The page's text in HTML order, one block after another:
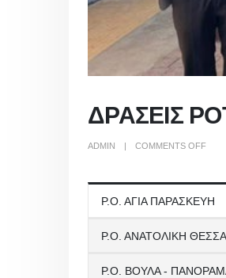
ΔΡΑΣΕΙΣ
ADMIN COMMENTS OFFON
Ρ.Ο. ΑΓΙΑ ΠΑΡΑΣΚΕΥΗ
Ρ.Ο. ΑΝΑΤΟΛΙΚΗ
Ρ.Ο. ΒΟΥΛΑ -